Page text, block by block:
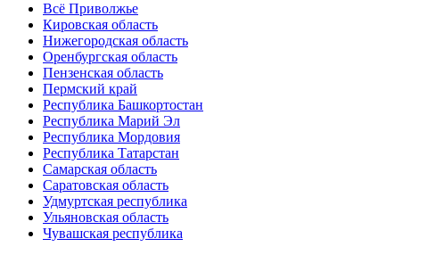
Всё Приволжье
Кировская область
Нижегородская область
Оренбургская область
Пензенская область
Пермский край
Республика Башкортостан
Республика Марий Эл
Республика Мордовия
Республика Татарстан
Самарская область
Саратовская область
Удмуртская республика
Ульяновская область
Чувашская республика